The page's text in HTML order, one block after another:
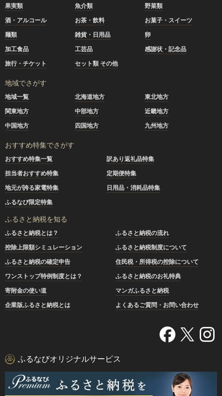
果実類
魚介類
野菜類
酒・アルコール
お茶・飲料
お菓子・スイーツ
麺類
雑貨・日用品
卵
加工食品
工芸品
感謝状・記念品
旅行・チケット
セット類 その他
地域でさがす
地域一覧 北海道地方
東北地方
関東地方
中部地方
近畿地方
中国地方
四国地方 九州地方
おすすめ特集でさがす
おすすめ特集一覧
訳あり返礼品特集
担当者おすすめ特集
定期便特集
地元が誇る家電特集
日用品・消耗品特集
ふるなび限定特集
ふるさと納税を知る
ふるさと納税とは？
ふるさと納税の流れ
控除上限額シミュレーション
ふるさと納税制度について
ふるさと納税の確定申告
住民税・所得税の控除について
ワンストップ特例制度とは？
ふるさと納税のお礼特典
寄附金の使い道
マンガふるさと納税
企業版ふるさと納税とは
よくあるご質問・お問い合わせ
ふるなびオリジナルサービス